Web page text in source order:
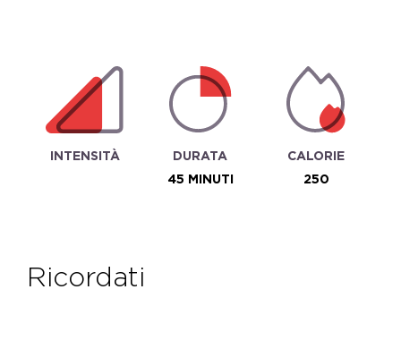
INTENSITÀ
DURATA
45 MINUTI
CALORIE
250
ricordati